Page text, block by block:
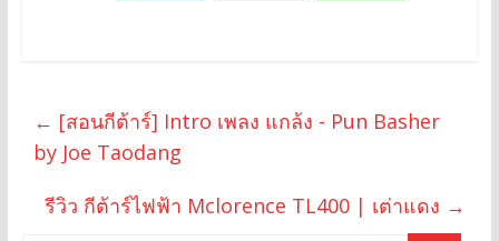
← [สอนกีต้าร์] Intro เพลง แกล้ง - Pun Basher
by Joe Taodang
รีวิว กีต้าร์ไฟฟ้า Mclorence TL400 | เต่าแดง →